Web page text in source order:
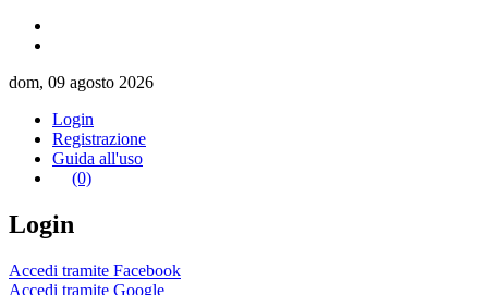
dom, 09 agosto 2026
Login
Registrazione
Guida all'uso
(0)
Login
Accedi tramite Facebook
Accedi tramite Google